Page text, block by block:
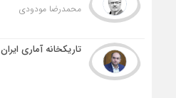
محمدرضا مودودی
تاریکخانه آماری ایران